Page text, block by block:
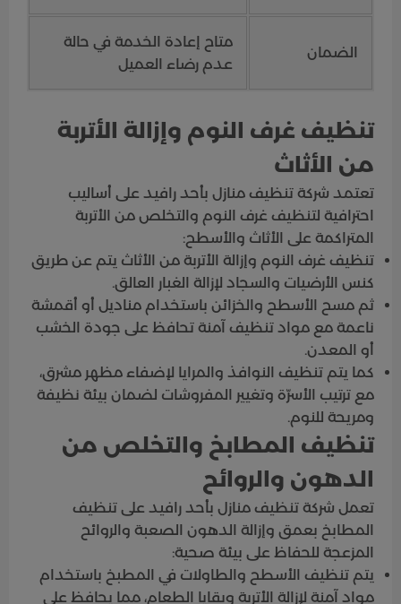
الضمان
متاح إعادة الخدمة في حالة
عدم رضاء العميل
تنظيف غرف النوم وإزالة الأتربة
من الأثاث
تعتمد شركة تنظيف منازل بأحد رافيد على أساليب
احترافية لتنظيف غرف النوم والتخلص من الأتربة
المتراكمة على الأثاث والأسطح:
تنظيف غرف النوم وإزالة الأتربة من الأثاث يتم عن طريق
كنس الأرضيات والسجاد لإزالة الغبار العالق.
ثم مسح الأسطح والخزائن باستخدام مناديل أو أقمشة
ناعمة مع مواد تنظيف آمنة تحافظ على جودة الخشب
أو المعدن.
كما يتم تنظيف النوافذ والمرايا لإضفاء مظهر مشرق،
مع ترتيب الأسرّة وتغيير المفروشات لضمان بيئة نظيفة
ومريحة للنوم.
تنظيف المطابخ والتخلص من
الدهون والروائح
تعمل شركة تنظيف منازل بأحد رافيد على تنظيف
المطابخ بعمق وإزالة الدهون الصعبة والروائح
المزعجة للحفاظ على بيئة صحية:
يتم تنظيف الأسطح والطاولات في المطبخ باستخدام
مواد آمنة لإزالة الأتربة وبقايا الطعام، مما يحافظ على